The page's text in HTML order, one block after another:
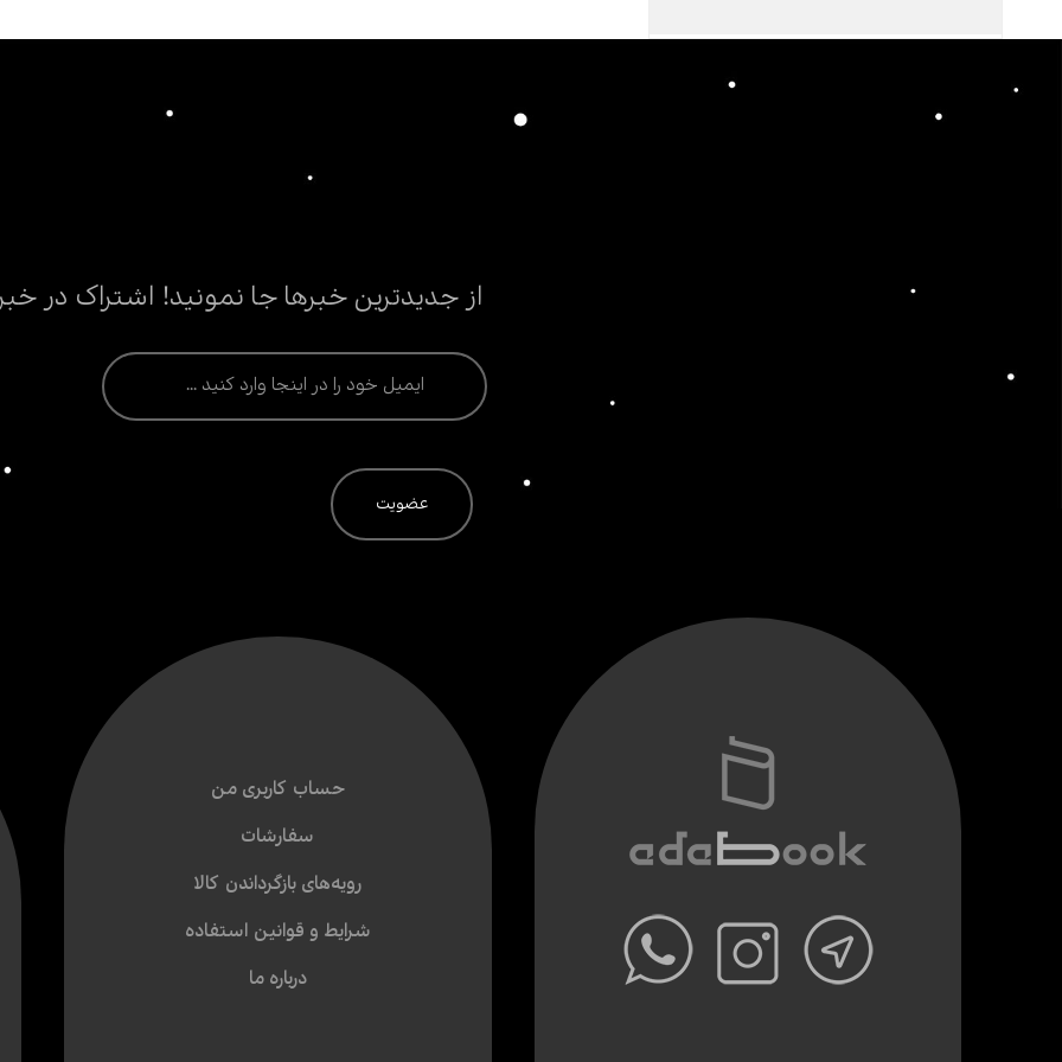
از جدیدترین خبرها جا نمونید! اشتراک در
حساب کاربری من
سفارشات
رویه‌های بازگرداندن کالا
شرایط و قوانین استفاده
درباره ما